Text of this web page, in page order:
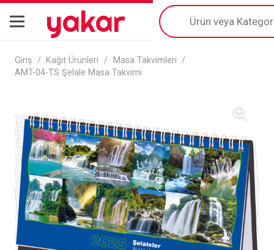
yakar
Products
search
Giriş / Kağıt Ürünleri / Masa Takvimleri /
AMT-04-TS Şelale Masa Takvimi